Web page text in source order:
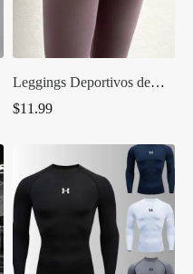
Leggings Deportivos de
Cintura Alta para Mujer –
$11.99